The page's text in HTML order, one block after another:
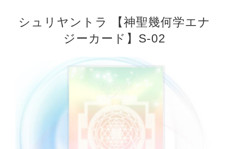
シュリヤントラ 【神聖幾何学エナ
ジーカード】S-02